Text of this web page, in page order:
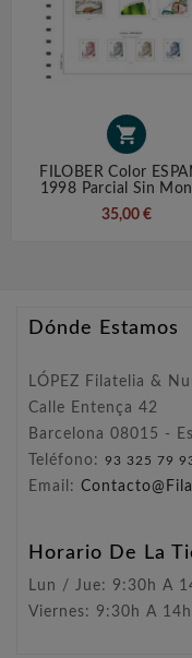

FILOBER Color
1998 Parcial Sin
35,00 €
Dónde Estamos
LÓPEZ Filatelia &
Calle Entença 42
Barcelona 08015 -
Teléfono: 93 325 79
Email:
Horario De La
Lun / Jue: 9:30h A
Viernes: 9:30h A